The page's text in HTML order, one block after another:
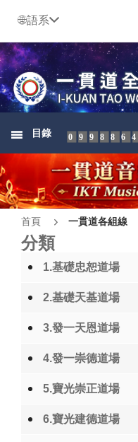
語系
目錄 0998864
首頁 一貫道各組線
分類
1.基礎忠恕道場
2.基礎天基道場
3.發一天恩道場
4.發一崇德道場
5.寶光崇正道場
6.寶光建德道場